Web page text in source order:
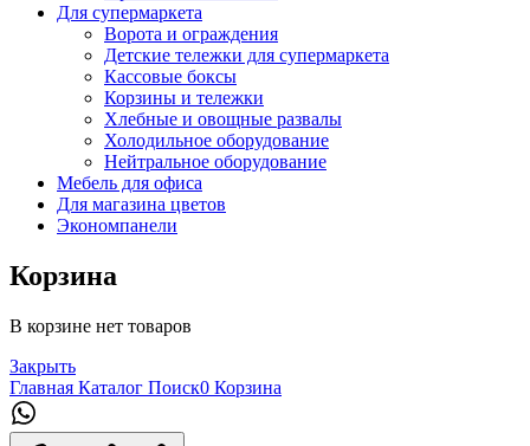
Для супермаркета
Ворота и ограждения
Детские тележки для супермаркета
Кассовые боксы
Корзины и тележки
Хлебные и овощные развалы
Холодильное оборудование
Нейтральное оборудование
Мебель для офиса
Для магазина цветов
Экономпанели
Корзина
В корзине нет товаров
Закрыть
Главная Каталог Поиск0 Корзина